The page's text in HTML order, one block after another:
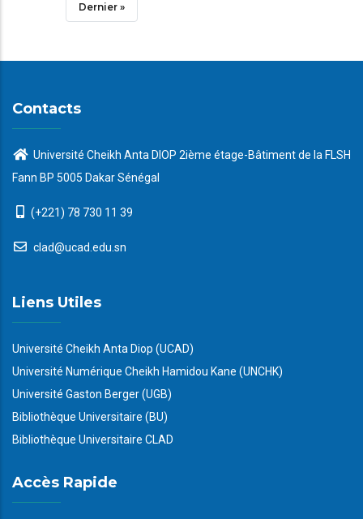
Dernière
Dernier »
Contacts
Université Cheikh Anta DIOP 2ième étage-Bâtiment de la FLSH
Fann BP 5005 Dakar Sénégal
(+221) 78 730 11 39
clad@ucad.edu.sn
Liens Utiles
Université Cheikh Anta Diop (UCAD)
Université Numérique Cheikh Hamidou Kane (UNCHK)
Université Gaston Berger (UGB)
Bibliothèque Universitaire (BU)
Bibliothèque Universitaire CLAD
Accès Rapide